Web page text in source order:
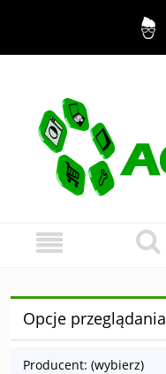
Opcje przeglądania
Producent: (wybierz)